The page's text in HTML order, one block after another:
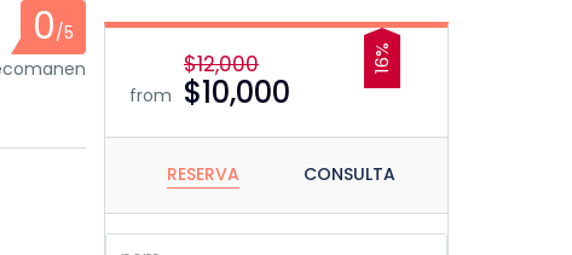
0/5
16%
from
$12,000
$10,000
RESERVA CONSULTA